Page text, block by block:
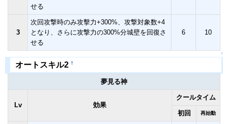
せる
3
次回攻撃時のみ攻擊力+300%、攻撃対象数+4
となり、さらに攻撃力の300%分城壁を回復さ
せる
6 10
↑
オートスキル2 †
夢見る神
Lv 効果
クールタイム
初回 再始動